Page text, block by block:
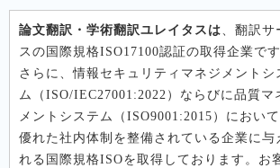
論文翻訳・学術翻訳ユレイタスは、翻訳サ
スの国際規格ISO17100認証の取得企業です
さらに、情報セキュリティマネジメントシ
ム（ISO/IEC27001:2022）ならびに品質マ
メントシステム（ISO9001:2015）において
優れた社内体制を整備されている企業に与
れる国際規格ISOを取得しております。お